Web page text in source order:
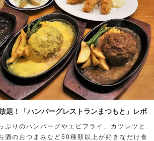
題！「ハンバーグレストランまつもと」レポ
ぷりのハンバーグやエビフライ、カツレツと
酒のおつまみなど50種類以上が好きなだけ食